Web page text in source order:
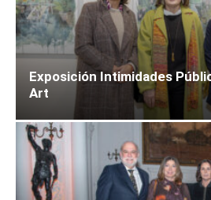
Exposición Intimidades
Art